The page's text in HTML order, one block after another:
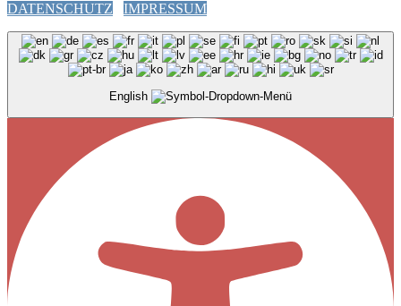
DATENSCHUTZ IMPRESSUM
English